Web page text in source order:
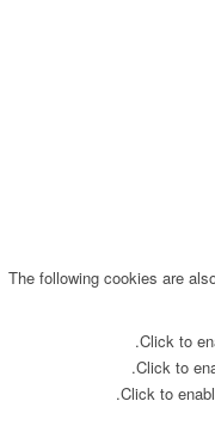
The following cookies are
Click to
Click to
Click to